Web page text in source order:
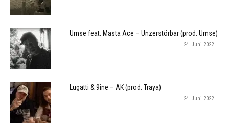
Umse feat. Masta Ace – Unzerstörbar (prod. Umse)
24. Juni 2022
Lugatti & 9ine – AK (prod. Traya)
24. Juni 2022